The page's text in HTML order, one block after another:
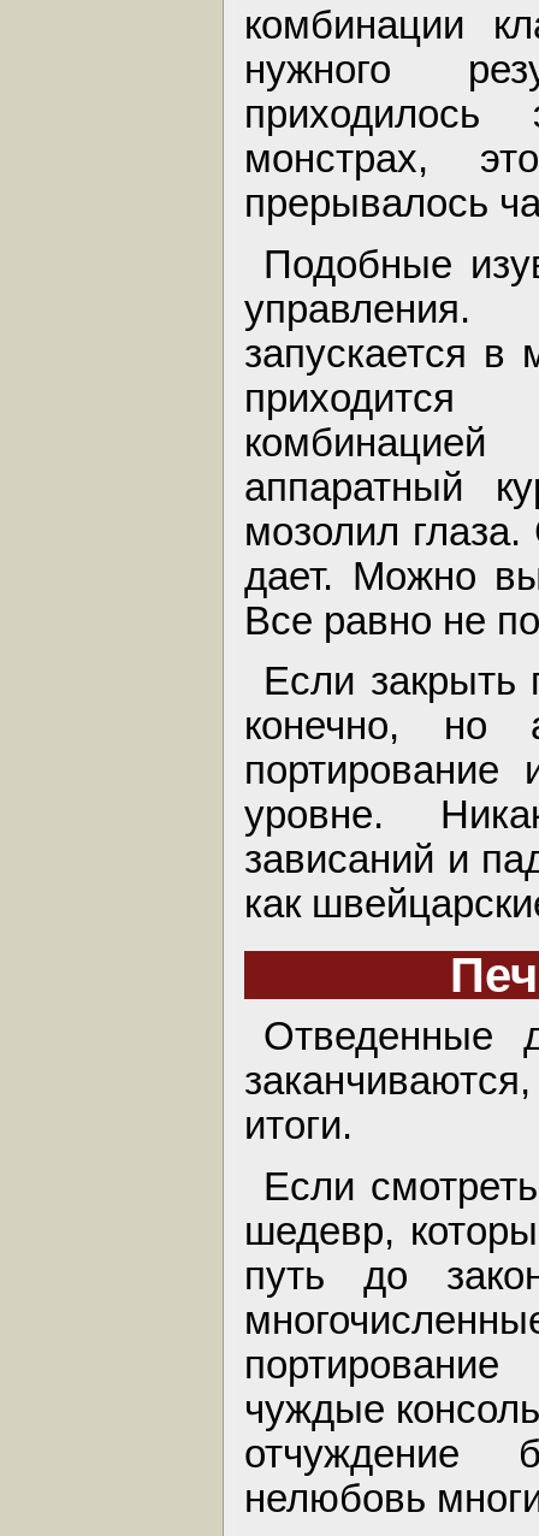
комбинации
нужного
приходилось
монстрах,
прерывалось
Подобные
запускается в
приходится
аппаратный
мозолил
дает. Можно
Все равно не
Если закрыть
конечно, но
уровне.
зависаний и
как
Отведенные
итоги.
Если
шедевр,
путь до
чуждые
отчуждение
нелюбовь